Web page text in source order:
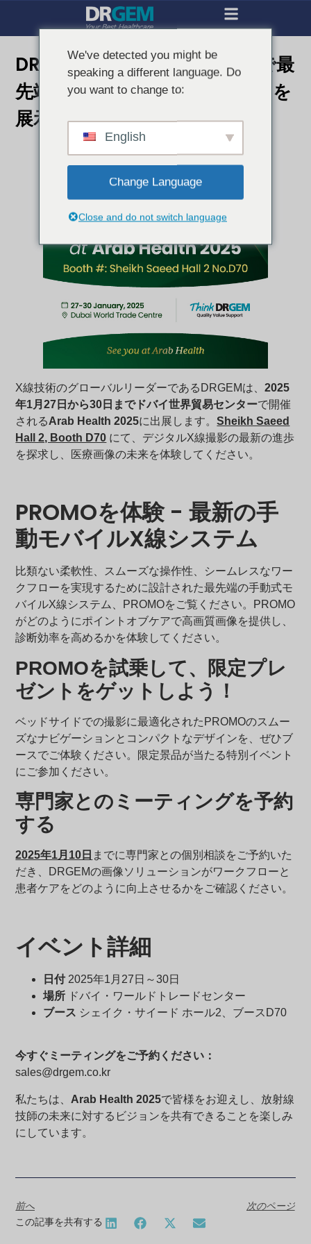
DRGEM、Arab Health 2025で最
先端の医療画像ソリューションを
展示
X線技術のグローバルリーダーであるDRGEMは、2025
年1月27日から30日までドバイ世界貿易センターで開催
されるArab Health 2025に出展します。Sheikh Saeed
Hall 2, Booth D70 にて、デジタルX線撮影の最新の進歩
を探求し、医療画像の未来を体験してください。
PROMOを体験 - 最新の手
動モバイルX線システム
比類ない柔軟性、スムーズな操作性、シームレスなワー
クフローを実現するために設計された最先端の手動式モ
バイルX線システム、PROMOをご覧ください。PROMO
がどのようにポイントオブケアで高画質画像を提供し、
診断効率を高めるかを体験してください。
PROMOを試乗して、限定プレ
ゼントをゲットしよう！
ベッドサイドでの撮影に最適化されたPROMOのスムー
ズなナビゲーションとコンパクトなデザインを、ぜひブ
ースでご体験ください。限定景品が当たる特別イベント
にご参加ください。
専門家とのミーティングを予約
する
2025年1月10日 までに専門家との個別相談をご予約いた
だき、DRGEMの画像ソリューションがワークフローと
患者ケアをどのように向上させるかをご確認ください。
イベント詳細
日付2025年1月27日～30日
場所 ドバイ・ワールドトレードセンター
ブース シェイク・サイード ホール2、ブースD70
今すぐミーティングをご予約ください：
sales@drgem.co.kr
私たちは、 Arab Health 2025で皆様をお迎えし、放射線
技師の未来に対するビジョンを共有できることを楽しみ
にしています。
前へ
次のページ
この記事を共有する
We've detected you might be
speaking a different language. Do
you want to change to:
English
Change Language
Close and do not switch language